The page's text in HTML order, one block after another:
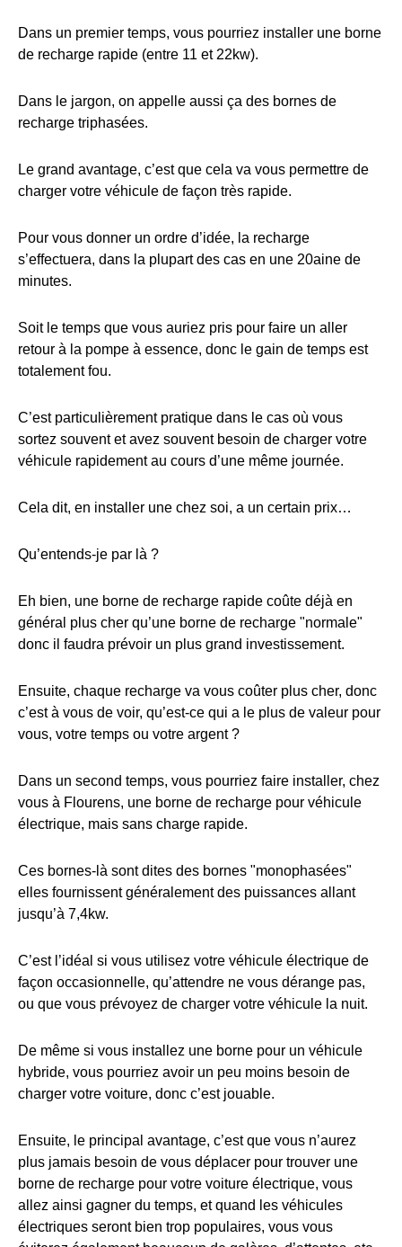
Dans un premier temps, vous pourriez installer une borne
de recharge rapide (entre 11 et 22kw).
Dans le jargon, on appelle aussi ça des bornes de
recharge triphasées.
Le grand avantage, c’est que cela va vous permettre de
charger votre véhicule de façon très rapide.
Pour vous donner un ordre d’idée, la recharge
s’effectuera, dans la plupart des cas en une 20aine de
minutes.
Soit le temps que vous auriez pris pour faire un aller
retour à la pompe à essence, donc le gain de temps est
totalement fou.
C’est particulièrement pratique dans le cas où vous
sortez souvent et avez souvent besoin de charger votre
véhicule rapidement au cours d’une même journée.
Cela dit, en installer une chez soi, a un certain prix…
Qu’entends-je par là ?
Eh bien, une borne de recharge rapide coûte déjà en
général plus cher qu’une borne de recharge "normale"
donc il faudra prévoir un plus grand investissement.
Ensuite, chaque recharge va vous coûter plus cher, donc
c’est à vous de voir, qu’est-ce qui a le plus de valeur pour
vous, votre temps ou votre argent ?
Dans un second temps, vous pourriez faire installer, chez
vous à Flourens, une borne de recharge pour véhicule
électrique, mais sans charge rapide.
Ces bornes-là sont dites des bornes "monophasées"
elles fournissent généralement des puissances allant
jusqu’à 7,4kw.
C’est l’idéal si vous utilisez votre véhicule électrique de
façon occasionnelle, qu’attendre ne vous dérange pas,
ou que vous prévoyez de charger votre véhicule la nuit.
De même si vous installez une borne pour un véhicule
hybride, vous pourriez avoir un peu moins besoin de
charger votre voiture, donc c’est jouable.
Ensuite, le principal avantage, c’est que vous n’aurez
plus jamais besoin de vous déplacer pour trouver une
borne de recharge pour votre voiture électrique, vous
allez ainsi gagner du temps, et quand les véhicules
électriques seront bien trop populaires, vous vous